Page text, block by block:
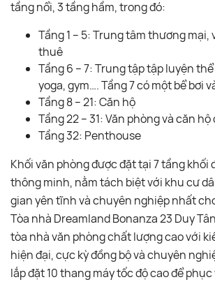
tầng nổi, 3 tầng hầm, trong đó:
Tầng 1 – 5: Trung tâm thương mại,
thuê
Tầng 6 – 7: Trung tập tập luyện
yoga, gym…. Tầng 7 có một bể bơi
Tầng 8 – 21: Căn hộ
Tầng 22 – 31: Văn phòng và căn hộ
Tầng 32: Penthouse
Khối văn phòng được đặt tại 7 tầng khối
thông minh, nằm tách biệt với khu cư
gian yên tĩnh và chuyên nghiệp nhất
Tòa nhà Dreamland Bonanza 23 Duy
tòa nhà văn phòng chất lượng cao với
hiện đại, cực kỳ đồng bộ và chuyên
lắp đặt 10 thang máy tốc độ cao để